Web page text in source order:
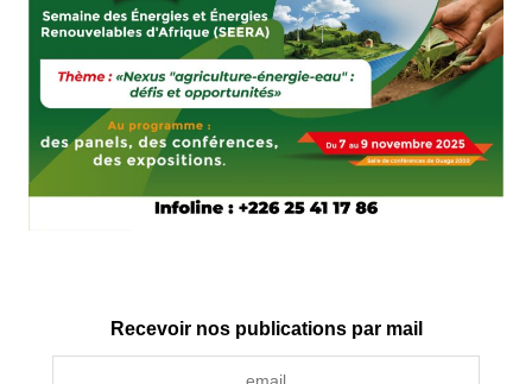
Recevoir nos publications par mail